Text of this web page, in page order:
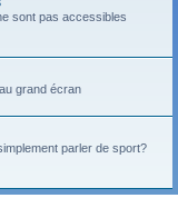
sont pas accessibles
grand écran
parler de sport?